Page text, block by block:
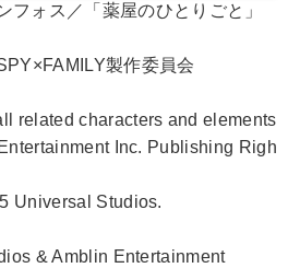
フォス／「薬屋のひとりごと」
製作委員会
related characters and elements
Inc. Publishing Righ
Universal Studios.
& Amblin Entertainment